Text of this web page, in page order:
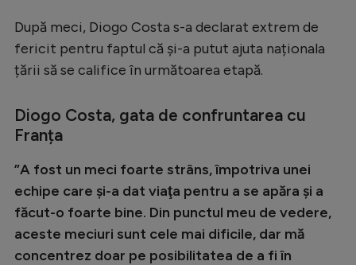
Stranieri
Clasamente
Handbal
Natație
Gimnastică
După meci, Diogo Costa s-a declarat extrem de
fericit pentru faptul că şi-a putut ajuta naționala
țării să se califice în următoarea etapă.
Diogo Costa, gata de confruntarea cu
Franța
”A fost un meci foarte strâns, împotriva unei
echipe care şi-a dat viaţa pentru a se apăra şi a
făcut-o foarte bine. Din punctul meu de vedere,
aceste meciuri sunt cele mai dificile, dar mă
concentrez doar pe posibilitatea de a fi în